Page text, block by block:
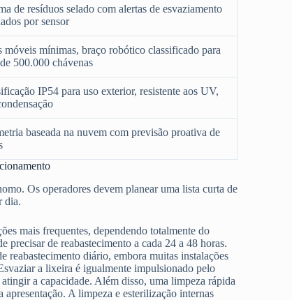
de resíduos selado com alertas de esvaziamento
por sensor
móveis mínimas, braço robótico classificado para
500.000 chávenas
IP54 para uso exterior, resistente aos UV,
baseada na nuvem com previsão proativa de
Os operadores devem planear uma lista curta de
dia.
mais frequentes, dependendo totalmente do
de reabastecimento a cada 24 a 48 horas.
reabastecimento diário, embora muitas instalações
a lixeira é igualmente impulsionado pelo
a capacidade. Além disso, uma limpeza rápida
A limpeza e esterilização internas